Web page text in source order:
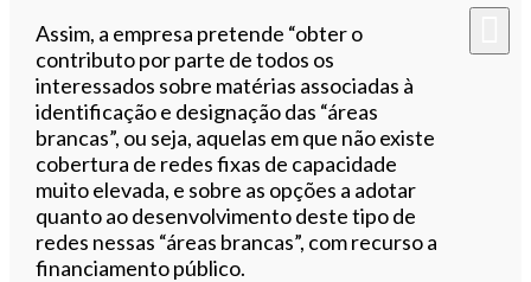
Assim, a empresa pretende “obter o
contributo por parte de todos os
interessados sobre matérias associadas à
identificação e designação das “áreas
brancas”, ou seja, aquelas em que não existe
cobertura de redes fixas de capacidade
muito elevada, e sobre as opções a adotar
quanto ao desenvolvimento deste tipo de
redes nessas “áreas brancas”, com recurso a
financiamento público.